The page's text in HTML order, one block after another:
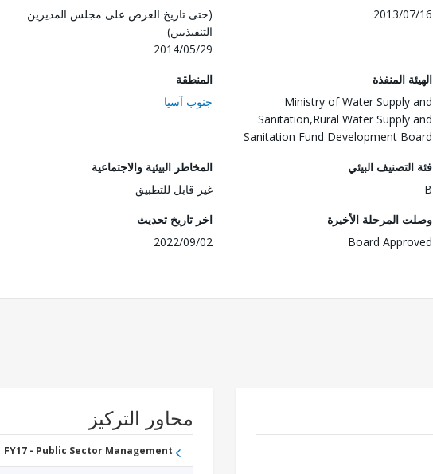
2013/07/16
(حتى تاريخ العرض على مجلس المديرين
التنفيذيين)
2014/05/29
الهيئة المنفذة
Ministry of Water Supply and
Sanitation,Rural Water Supply and
Sanitation Fund Development Board
المنطقة
جنوب آسيا
فئة التصنيف البيئي
B
المخاطر البيئية والاجتماعية
غير قابل للتطبيق
وصلت المرحلة الأخيرة
Board Approved
اخر تاريخ تحديث
2022/09/02
محاور التركيز
FY17 - Public Sector Management